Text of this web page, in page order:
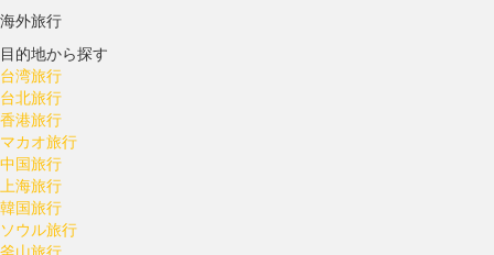
海外旅行
目的地から探す
台湾旅行
台北旅行
香港旅行
マカオ旅行
中国旅行
上海旅行
韓国旅行
ソウル旅行